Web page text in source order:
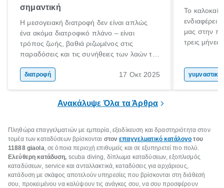
σημαντική
Η μεσογειακή διατροφή δεν είναι απλώς
ένα ακόμα διατροφικό πλάνο – είναι
τρόπος ζωής, βαθιά ριζωμένος στις
παραδόσεις και τις συνήθειες των λαών της
και ανεπεξέργαστα υλικά, αυτή η διατροφή
διατροφή 17 Οκτ 2025
Το
ενδιαφέρει
μας στην
τρεις μήνες
σου! Δεν
καλοκαίρι
γυμναστική
Ανακάλυψε Όλα τα Άρθρα
Πληθώρα επαγγελματιών με εμπειρία, εξειδίκευση και δραστηριότητα στον
τομέα των καταδύσεων βρίσκονται στονεπαγγελματικό κατάλογο του
11888 giaola, σε όποια περιοχή επιθυμείς και σε εξυπηρετεί πιο πολύ.
Ελεύθερη κατάδυση, scuba diving, δίπλωμα καταδύσεων, εξοπλισμός
καταδύσεων, service και ανταλλακτικά, καταδύσεις για αρχάριους,
κατάδυση με σκάφος αποτελούν υπηρεσίες που βρίσκονται στη διάθεσή
σου, προκειμένου να καλύψουν τις ανάγκες σου, να σου προσφέρουν